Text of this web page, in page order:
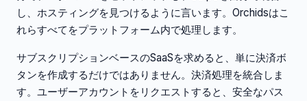
し、ホスティングを見つけるように言います。Orchidsはこ
れらすべてをプラットフォーム内で処理します。
サブスクリプションベースのSaaSを求めると、単に決済ボ
タンを作成するだけではありません。決済処理を統合しま
す。ユーザーアカウントをリクエストすると、安全なパス